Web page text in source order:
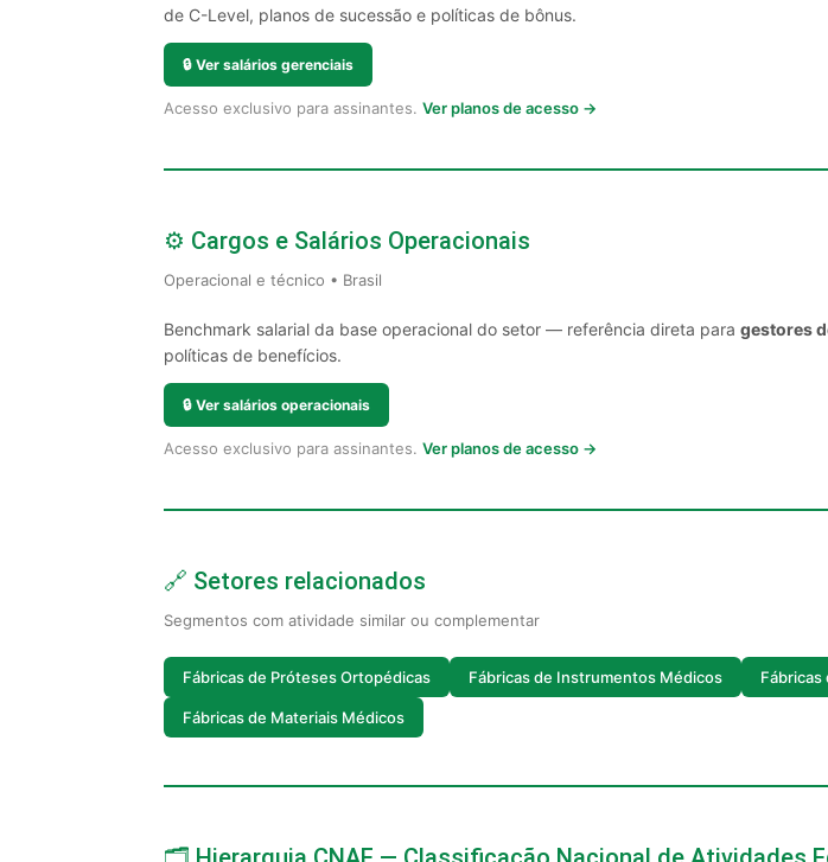
de C-Level, planos de sucessão e políticas de bônus.
🔒 Ver salários gerenciais
Acesso exclusivo para assinantes. Ver planos de acesso →
⚙️ Cargos e Salários Operacionais
Operacional e técnico • Brasil
Benchmark salarial da base operacional do setor — referência direta para gestores
políticas de benefícios.
🔒 Ver salários operacionais
Acesso exclusivo para assinantes. Ver planos de acesso →
🔗 Setores relacionados
Segmentos com atividade similar ou complementar
Fábricas de Próteses Ortopédicas Fábricas de Instrumentos Médicos Fábricas
Fábricas de Materiais Médicos